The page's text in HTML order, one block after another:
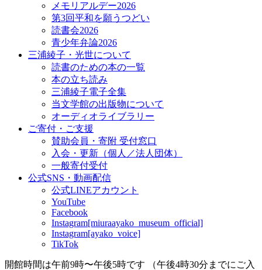
メモリアルデー2026
第3回平和を願うつどい
読書会2026
青少年弁論2026
三浦綾子・光世について
読書のための本の一覧
本の立ち読み
三浦綾子電子全集
当文学館の出版物について
オーディオライブラリー
ご寄付・ご支援
賛助会員・寄附 受付窓口
入会・更新（個人／法人団体）
一般寄付受付
公式SNS・動画配信
公式LINEアカウント
YouTube
Facebook
Instagram[miuraayako_museum_official]
Instagram[ayako_voice]
TikTok
開館時間は午前9時〜午後5時です （午後4時30分までにご入